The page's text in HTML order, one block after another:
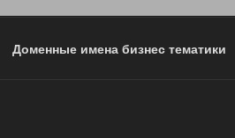
Доменные имена бизнес тематики